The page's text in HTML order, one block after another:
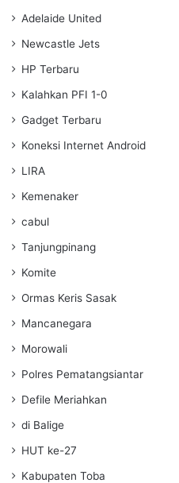
Adelaide United
Newcastle Jets
HP Terbaru
Kalahkan PFI 1-0
Gadget Terbaru
Koneksi Internet Android
LIRA
Kemenaker
cabul
Tanjungpinang
Komite
Ormas Keris Sasak
Mancanegara
Morowali
Polres Pematangsiantar
Defile Meriahkan
di Balige
HUT ke-27
Kabupaten Toba